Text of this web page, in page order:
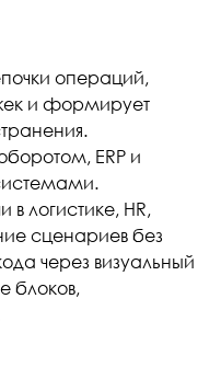
операций,
и формирует
ERP и
логистике, HR,
сценариев без
через визуальный
блоков,